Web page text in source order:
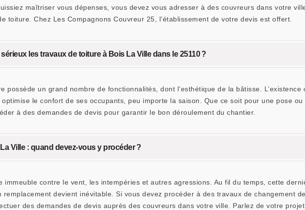
maîtriser vous dépenses, vous devez vous adresser à des couvreurs dans votre
toiture. Chez Les Compagnons Couvreur 25, l’établissement de votre devis est offert.
les travaux de toiture à Bois La Ville dans le 25110 ?
possède un grand nombre de fonctionnalités, dont l’esthétique de la bâtisse. L’existence
le confort de ses occupants, peu importe la saison. Que ce soit pour une pose
à des demandes de devis pour garantir le bon déroulement du chantier.
Ville : quand devez-vous y procéder ?
contre le vent, les intempéries et autres agressions. Au fil du temps, cette
devient inévitable. Si vous devez procéder à des travaux de changement
des demandes de devis auprès des couvreurs dans votre ville. Parlez de votre